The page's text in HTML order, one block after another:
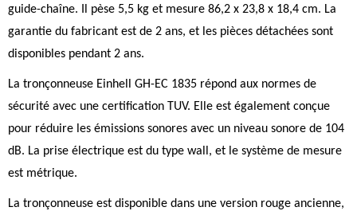
guide-chaîne. Il pèse 5,5 kg et mesure 86,2 x 23,8 x 18,4 cm. La
garantie du fabricant est de 2 ans, et les pièces détachées sont
disponibles pendant 2 ans.
La tronçonneuse Einhell GH-EC 1835 répond aux normes de
sécurité avec une certification TUV. Elle est également conçue
pour réduire les émissions sonores avec un niveau sonore de 104
dB. La prise électrique est du type wall, et le système de mesure
est métrique.
La tronçonneuse est disponible dans une version rouge ancienne,